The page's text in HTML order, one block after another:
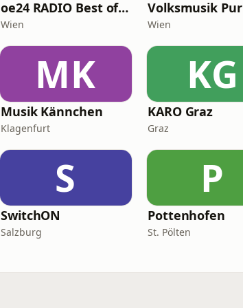
oe24 RADIO Best of Schlager
Wien
Volksmusik Pur
Wien
MK
Musik Kännchen
Klagenfurt
KG
KARO Graz
Graz
S
SwitchON
Salzburg
P
Pottenhofen
St. Pölten